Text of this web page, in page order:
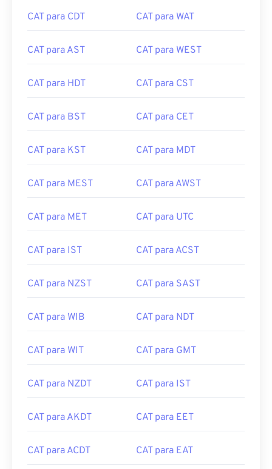
CAT para CDT CAT para WAT
CAT para AST CAT para WEST
CAT para HDT CAT para CST
CAT para BST CAT para CET
CAT para KST CAT para MDT
CAT para MEST CAT para AWST
CAT para MET CAT para UTC
CAT para IST CAT para ACST
CAT para NZST CAT para SAST
CAT para WIB CAT para NDT
CAT para WIT CAT para GMT
CAT para NZDT CAT para IST
CAT para AKDT CAT para EET
CAT para ACDT CAT para EAT